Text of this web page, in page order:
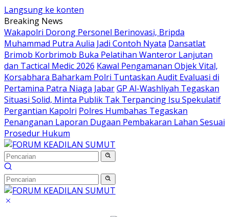
Langsung ke konten
Breaking News
Wakapolri Dorong Personel Berinovasi, Bripda
Muhammad Putra Aulia Jadi Contoh Nyata Dansatlat
Brimob Korbrimob Buka Pelatihan Wanteror Lanjutan
dan Tactical Medic 2026 Kawal Pengamanan Objek Vital,
Korsabhara Baharkam Polri Tuntaskan Audit Evaluasi di
Pertamina Patra Niaga JabarGP Al-Washliyah Tegaskan
Situasi Solid, Minta Publik Tak Terpancing Isu Spekulatif
Pergantian Kapolri Polres Humbahas Tegaskan
Penanganan Laporan Dugaan Pembakaran Lahan Sesuai
Prosedur Hukum